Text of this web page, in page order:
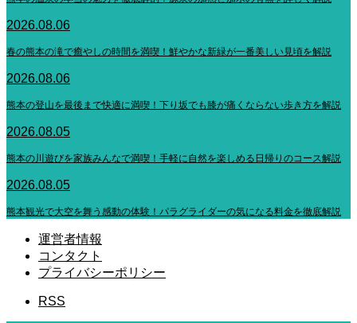
2026.08.06
春の熊本の滝で癒やしの時間を満喫！鮮やかな新緑が一番美しい見頃を解説
2026.08.06
熊本の登山を最後まで快適に満喫！下り坂でも膝が痛くならない歩き方を解説
2026.08.05
熊本の川遊びを家族みんなで満喫！手軽に自然を楽しめる日帰りのコース解説
2026.08.05
熊本観光で大空を舞う感動の体験！パラグライダーの気になる料金を徹底解説
運営者情報
コンタクト
プライバシーポリシー
RSS